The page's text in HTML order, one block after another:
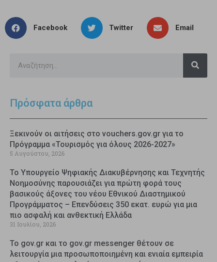
Facebook Twitter Email
Πρόσφατα άρθρα
Ξεκινούν οι αιτήσεις στο vouchers.gov.gr για το
Πρόγραμμα «Τουρισμός για όλους 2026-2027»
5 Αυγούστου, 2026
Το Υπουργείο Ψηφιακής Διακυβέρνησης και Τεχνητής
Νοημοσύνης παρουσιάζει για πρώτη φορά τους
βασικούς άξονες του νέου Εθνικού Διαστημικού
Προγράμματος – Επενδύσεις 350 εκατ. ευρώ για μια
πιο ασφαλή και ανθεκτική Ελλάδα
31 Ιουλίου, 2026
Το gov.gr και το gov.gr messenger θέτουν σε
λειτουργία μια προσωποποιημένη και ενιαία εμπειρία